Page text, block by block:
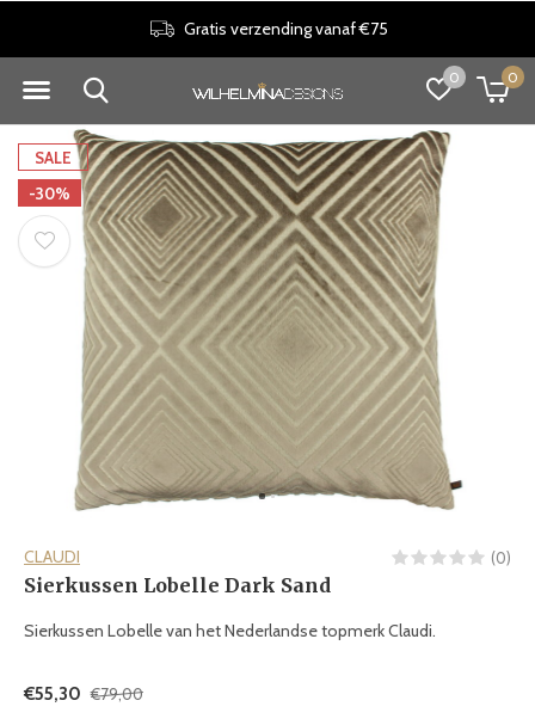
0 0
Gratis verzending vanaf €75
SALE
-30%
CLAUDI (0)
Sierkussen Lobelle Dark Sand
Sierkussen Lobelle van het Nederlandse topmerk Claudi.
€55,30 €79,00